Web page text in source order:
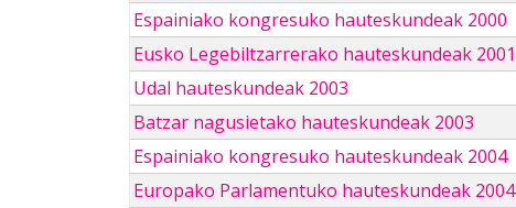
Espainiako kongresuko hauteskundeak 2000
Eusko Legebiltzarrerako hauteskundeak 2001
Udal hauteskundeak 2003
Batzar nagusietako hauteskundeak 2003
Espainiako kongresuko hauteskundeak 2004
Europako Parlamentuko hauteskundeak 2004